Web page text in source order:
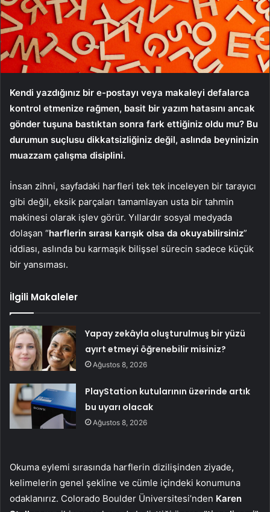
Kendi yazdığınız bir e-postayı veya makaleyi defalarca
kontrol etmenize rağmen, basit bir yazım hatasını ancak
gönder tuşuna bastıktan sonra fark ettiğiniz oldu mu? Bu
durumun suçlusu dikkatsizliğiniz değil, aslında beyninizin
muazzam çalışma disiplini.
İnsan zihni, sayfadaki harfleri tek tek inceleyen bir tarayıcı
gibi değil, eksik parçaları tamamlayan usta bir tahmin
makinesi olarak işlev görür. Yıllardır sosyal medyada
dolaşan “harflerin sırası karışık olsa da okuyabilirsiniz”
iddiası, aslında bu karmaşık bilişsel sürecin sadece küçük
bir yansıması.
İlgili Makaleler
Yapay zekâyla oluşturulmuş bir yüzü
ayırt etmeyi öğrenebilir misiniz?
Ağustos 8, 2026
PlayStation kutularının üzerinde artık
bu uyarı olacak
Ağustos 8, 2026
Okuma eylemi sırasında harflerin dizilişinden ziyade,
kelimelerin genel şekline ve cümle içindeki konumuna
odaklanırız. Colorado Boulder Üniversitesi’nden Karen